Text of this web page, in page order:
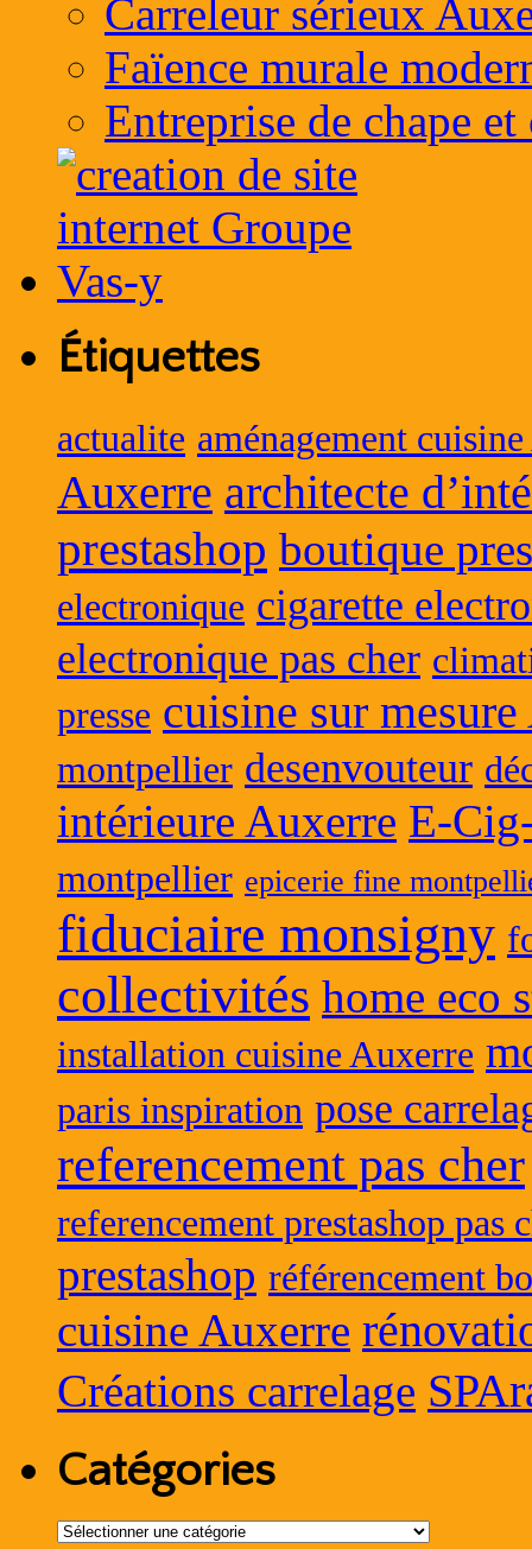
Carreleur sérieux
Faïence murale
Entreprise de chape
Étiquettes
actualite aménagement
Auxerre architecte
prestashop boutique
electronique cigarette
electronique pas cher
presse cuisine sur
montpellier desenvouteur
intérieure Auxerre E-
montpellier epicerie fine
fiduciaire monsigny
collectivités home eco
installation cuisine Auxerre
paris inspiration pose
referencement pas cher
referencement prestashop pas
prestashop référencement
cuisine Auxerre
Créations carrelage
Catégories
Catégories